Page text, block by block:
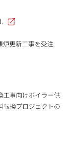
炉更新工事を受注
工事向けボイラー供
換プロジェクトの